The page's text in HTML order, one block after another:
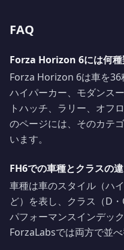
FAQ
Forza Horizon 6には何種
Forza Horizon 6は車を36
ハイパーカー、モダンス
トハッチ、ラリー、オフ
のページには、そのカテ
います。
FH6での車種とクラスの
車種は車のスタイル（ハ
ど）を表し、クラス（D
パフォーマンスインデッ
ForzaLabsでは両方で並